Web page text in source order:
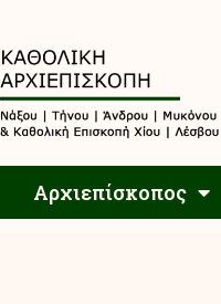
Αρχιεπίσκοπος